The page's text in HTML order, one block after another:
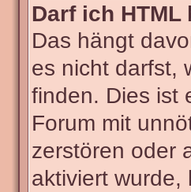
Darf ich HTML
Das hängt
es nicht darfst,
finden. Dies ist
Forum mit
zerstören oder
aktiviert wurde,